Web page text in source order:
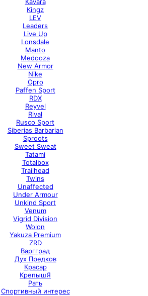
Kingz
LEV
Leaders
Live Up
Lonsdale
Manto
Medooza
New Armor
Nike
Opro
Paffen Sport
RDX
Reyvel
Rival
Rusco Sport
Siberias Barbarian
Sproots
Sweet Sweat
Tatami
Totalbox
Trailhead
Twins
Unaffected
Under Armour
Unkind Sport
Venum
Vigrid Division
Wolon
Yakuza Premium
ZRD
Варгград
Дух Предков
Красар
КрепышЯ
Рать
Спортивный интерес